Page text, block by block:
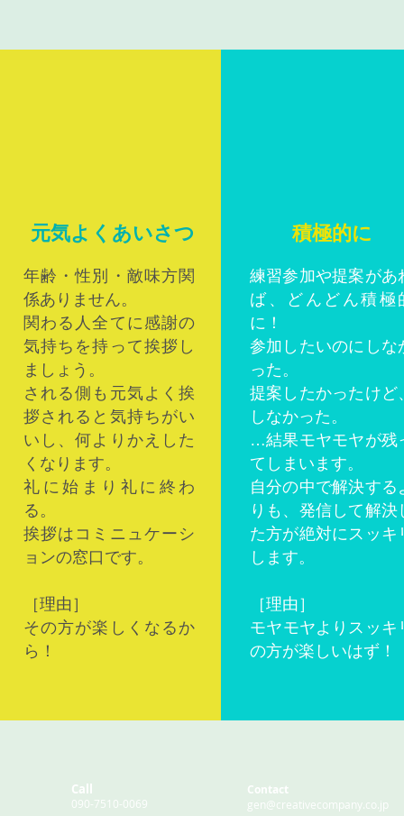
元気よくあいさつ
年齢・性別・敵味方関
係ありません。
関わる人全てに感謝の
気持ちを持って挨拶し
ましょう。
される側も元気よく挨
拶されると気持ちがい
いし、何よりかえした
くなります。
礼に始まり礼に終わ
る。
挨拶はコミニュケーシ
ョンの窓口です。
［理由］
その方が楽しくなるか
ら！
積極的に
練習参加や提案があ
ば、どんどん積極
に！
参加したいのにしな
った。
提案したかったけど
しなかった。
…結果モヤモヤが残
てしまいます。
自分の中で解決する
りも、発信して解決
た方が絶対にスッキ
します。
［理由］
モヤモヤよりスッキ
の方が楽しいはず！
Call
090-7510-0069
Contact
gen@creativecompany.co.jp